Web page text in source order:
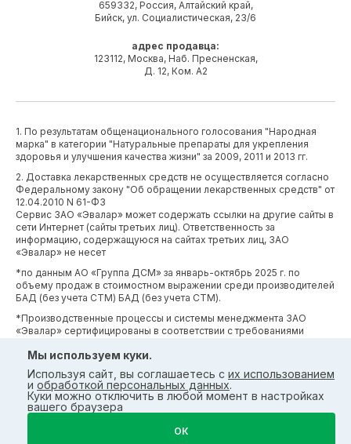
659332, Россия, Алтайский край,
Бийск, ул. Социалистическая, 23/6
адрес продавца:
123112, Москва, Наб. Пресненская,
Д. 12, Ком. А2
1. По результатам общенационального голосования "Народная
марка" в категории "Натуральные препараты для укрепления
здоровья и улучшения качества жизни" за 2009, 2011 и 2013 гг.
2. Доставка лекарственных средств не осуществляется согласно
Федеральному закону "Об обращении лекарственных средств" от
12.04.2010 N 61-ФЗ
Сервис ЗАО «Эвалар» может содержать ссылки на другие сайты в
сети Интернет (сайты третьих лиц). Ответственность за
информацию, содержащуюся на сайтах третьих лиц, ЗАО
«Эвалар» не несет
*по данным АО «Группа ДСМ» за январь-октябрь 2025 г. по
объему продаж в стоимостном выражении среди производителей
БАД (без учета СТМ) БАД (без учета СТМ).
*Производственные процессы и системы менеджмента ЗАО
«Эвалар» сертифицированы в соответствии с требованиями
Мы используем куки.
Используя сайт, вы соглашаетесь с их использованием
и обработкой персональных данных.
Куки можно отключить в любой момент в настройках
вашего браузера
ОК